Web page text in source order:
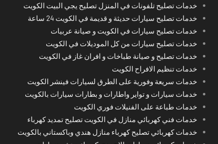
خدمات تصليح تلفونات في المنزل تصليح يجي البيت الكويت
خدمات تصليح سيارات حديثة و قديمة في الكويت 24 ساعة
خدمات تصليح سيارات في الكويت و صيانة عربيات
خدمات تصليح سيارات من كل الموديلات في الكويت
خدمات تصليح و صيانة طباخات و افران غاز في الكويت
خدمات تنظيم الافراح الكويت
خدمات سريعة وفورية على الطرق لسيارات فينشر الكويت
خدمات سيارات و تواير واطارات و بطارات سيارات بالكويت
خدمات طباعة على الفنيلات فوري الكويت
خدمات فني كهربائي منازل في الكويت تصليح تمديد كهرباء
خدمات كهربائي تصليح كهرباء منازل هندي وباكستاني بالكويت